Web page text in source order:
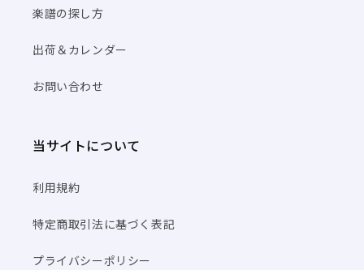
楽譜の探し方
出荷＆カレンダー
お問い合わせ
当サイトについて
利用規約
特定商取引法に基づく表記
プライバシーポリシー